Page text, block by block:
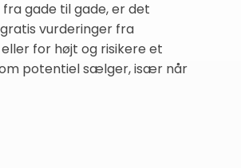
gade til gade, er det
vurderinger fra
for højt og risikere et
potentiel sælger, især når